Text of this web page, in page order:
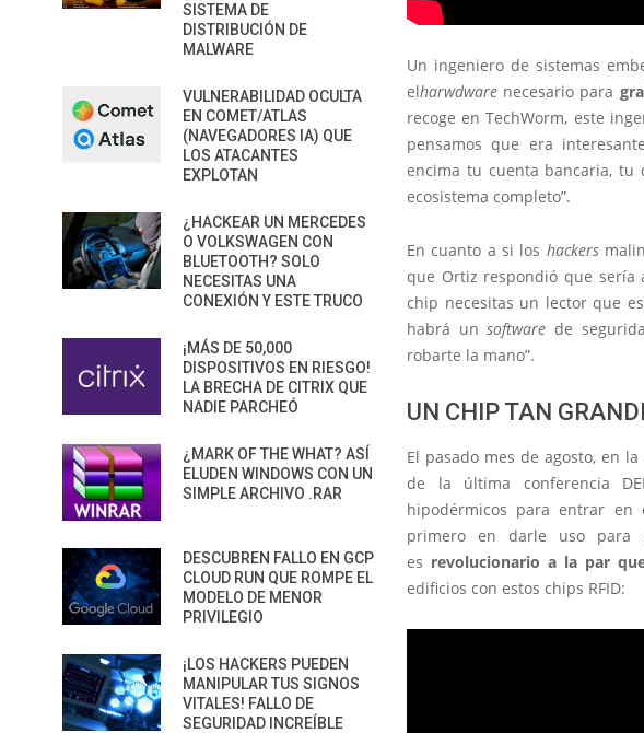
Un ingeniero de sistemas
elharwdware necesario para
recoge en TechWorm, este
pensamos que era
encima tu cuenta bancaria,
ecosistema completo”.
En cuanto a si los hackers
que Ortiz respondió que sería
chip necesitas un lector que
habrá unsoftware de
robarte la mano”.
UN CHIP TAN
El pasado mes de agosto, en
de la última conferencia
hipodérmicos para entrar
primero en darle uso para
es revolucionario a la par
edificios con estos chips RFID:
SISTEMA DE
DISTRIBUCIÓN DE
MALWARE
VULNERABILIDAD OCULTA
EN COMET/ATLAS
(NAVEGADORES IA) QUE
LOS ATACANTES
EXPLOTAN
¿HACKEAR UN MERCEDES
O VOLKSWAGEN CON
BLUETOOTH? SOLO
NECESITAS UNA
CONEXIÓN Y ESTE TRUCO
¡MÁS DE 50,000
DISPOSITIVOS EN RIESGO!
LA BRECHA DE CITRIX QUE
NADIE PARCHEÓ
¿MARK OF THE WHAT? ASÍ
ELUDEN WINDOWS CON UN
SIMPLE ARCHIVO .RAR
DESCUBREN FALLO EN GCP
CLOUD RUN QUE ROMPE EL
MODELO DE MENOR
PRIVILEGIO
¡LOS HACKERS PUEDEN
MANIPULAR TUS SIGNOS
VITALES! FALLO DE
SEGURIDAD INCREÍBLE